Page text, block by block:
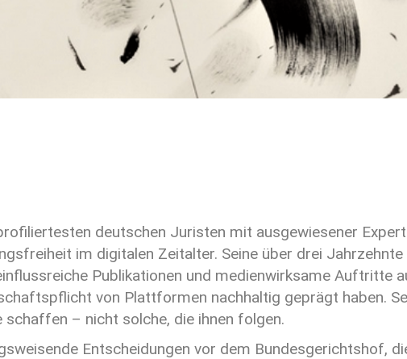
deutschen Juristen mit ausgewiesener
im digitalen Zeitalter. Seine über drei
Publikationen und medienwirksame Auftritte
von Plattformen nachhaltig geprägt haben.
– nicht solche, die ihnen folgen.
Entscheidungen vor dem Bundesgerichtshof,